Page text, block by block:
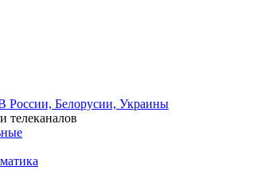
России, Белорусии, Украины
телеканалов